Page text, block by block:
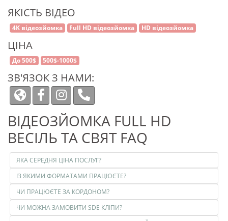
ЯКІСТЬ ВІДЕО
4K відеозйомка Full HD відеозйомка HD відеозйомка
ЦІНА
До 500$ 500$-1000$
ЗВ'ЯЗОК З НАМИ:
ВІДЕОЗЙОМКА FULL HD
ВЕСІЛЬ ТА СВЯТ FAQ
ЯКА СЕРЕДНЯ ЦІНА ПОСЛУГ?
ІЗ ЯКИМИ ФОРМАТАМИ ПРАЦЮЄТЕ?
ЧИ ПРАЦЮЄТЕ ЗА КОРДОНОМ?
ЧИ МОЖНА ЗАМОВИТИ SDE КЛІПИ?